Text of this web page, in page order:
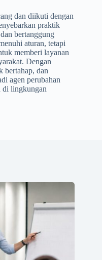
dan diikuti dengan
praktik
bertanggung
aturan, tetapi
memberi layanan
Dengan
bertahap, dan
agen perubahan
di lingkungan